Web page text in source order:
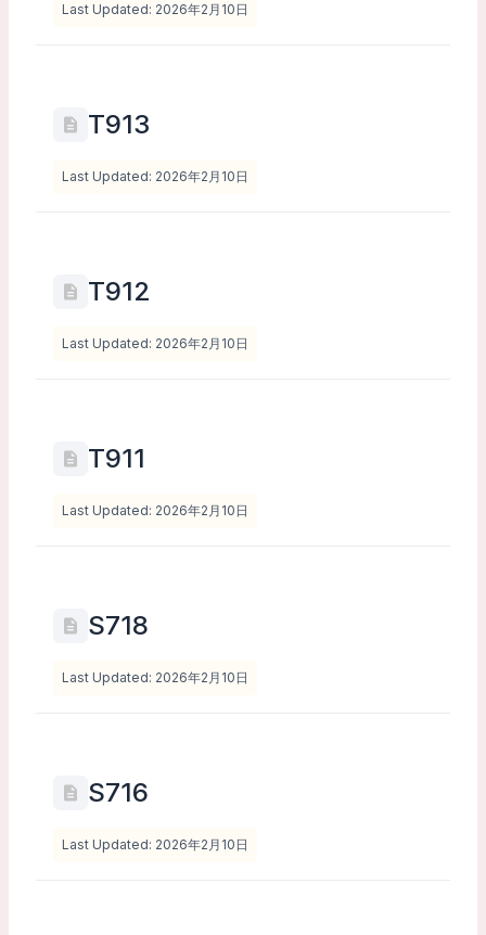
Last Updated: 2026年2月10日
T913
Last Updated: 2026年2月10日
T912
Last Updated: 2026年2月10日
T911
Last Updated: 2026年2月10日
S718
Last Updated: 2026年2月10日
S716
Last Updated: 2026年2月10日